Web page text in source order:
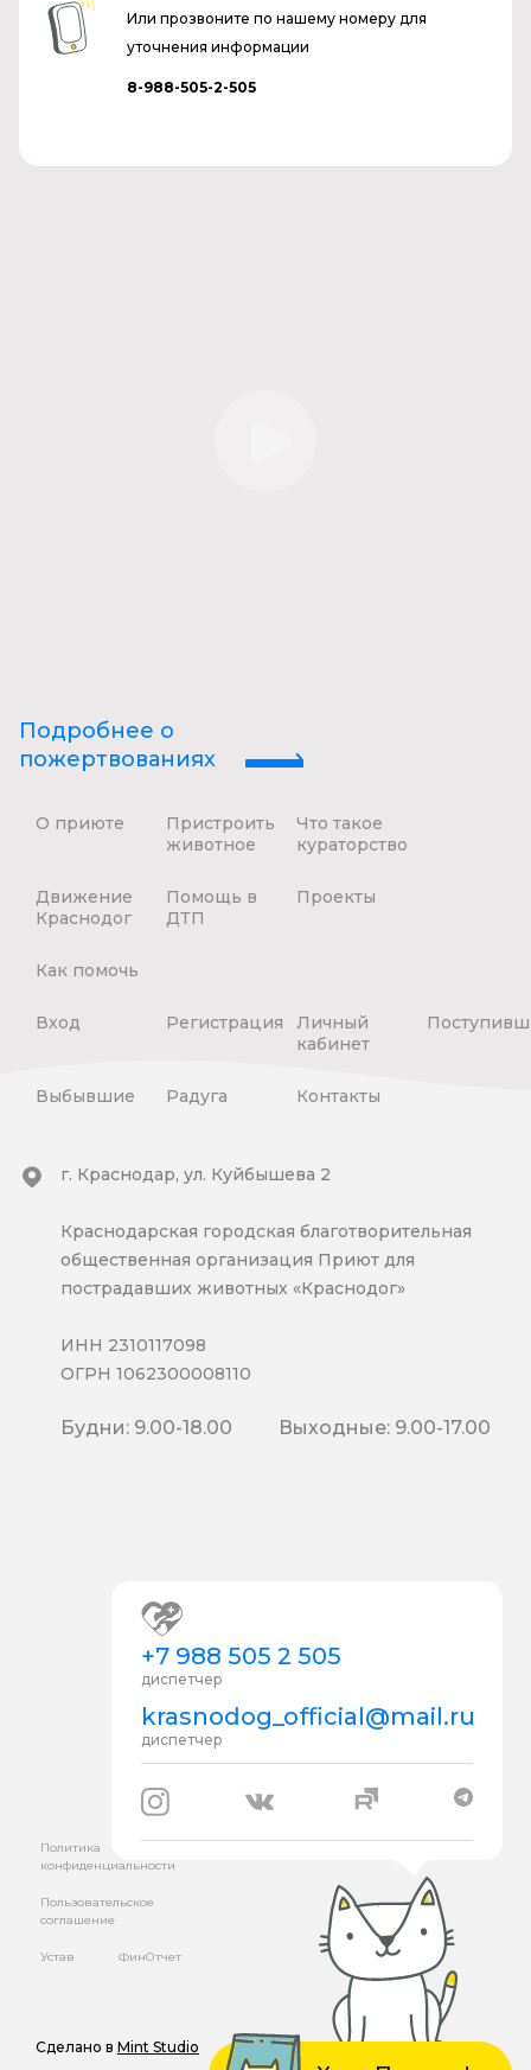
Или прозвоните по нашему номеру для
уточнения информации
8-988-505-2-505
Подробнее о
пожертвованиях
О приюте
Пристроить
животное
Что такое
кураторство
Движение
Краснодог
Помощь в
ДТП
Проекты
Как помочь
Вход Регистрация
Личный
кабинет
Выбывшие Радуга Контакты
+7 988 505 2 505
диспетчер
krasnodog_official@mail.ru
диспетчер
г. Краснодар, ул. Куйбышева 2
Краснодарская городская благотворительная
общественная организация Приют для
пострадавших животных «Краснодог»
ИНН 2310117098
ОГРН 1062300008110
Будни: 9.00-18.00 Выходные: 9.00-17.00
Политика
конфиденциальности
Пользовательское
соглашение
Устав ФинОтчет
Сделано в Mint Studio